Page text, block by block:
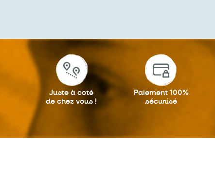
Juste à coté
de chez vous !
Paiement 100%
sécurisé